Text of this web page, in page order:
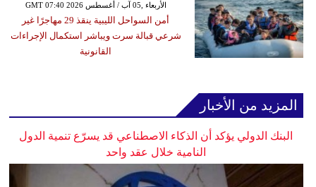
GMT 07:40 2026 الأربعاء ,05 آب / أغسطس
أمن السواحل الليبية ينقذ 29 مهاجرًا غير
شرعي قبالة سرت ويباشر استكمال الإجراءات
القانونية
المزيد من الأخبار
البنك الدولي يؤكد أن الذكاء الاصطناعي قد يسرّع تنمية الدول
النامية خلال عقد واحد